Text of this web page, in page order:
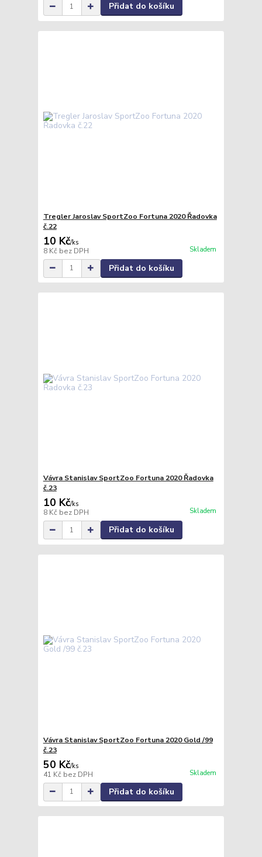
Přidat do košíku
Tregler Jaroslav SportZoo Fortuna 2020 Řadovka
č.22
10 Kč/ks
8 Kč bez DPH Skladem
Přidat do košíku
Vávra Stanislav SportZoo Fortuna 2020 Řadovka
č.23
10 Kč/ks
8 Kč bez DPH Skladem
Přidat do košíku
Vávra Stanislav SportZoo Fortuna 2020 Gold /99
č.23
50 Kč/ks
41 Kč bez DPH Skladem
Přidat do košíku